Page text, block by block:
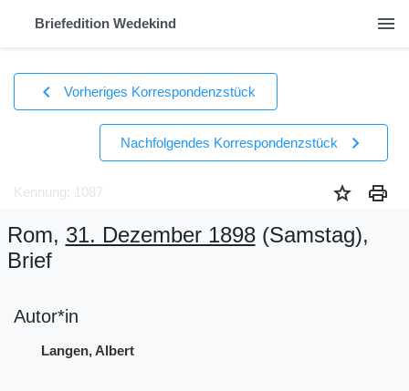
Briefedition Wedekind menu
chevron_left Vorheriges Korrespondenzstück
Nachfolgendes Korrespondenzstück chevron_right
Kennung: 1087 star print
Rom, 31. Dezember 1898(Samstag),
Brief
Autor*in
Langen, Albert